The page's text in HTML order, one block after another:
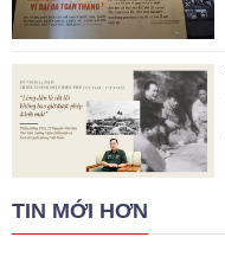
TIN MỚI HƠN